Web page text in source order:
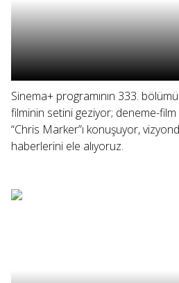
Sinema+ programının 333.
filminin setini geziyor; deneme-
“Chris Marker”ı konuşuyor,
haberlerini ele alıyoruz.